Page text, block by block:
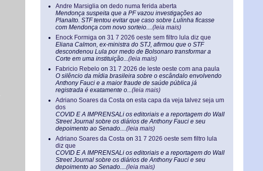
Andre Marsiglia on dedo numa ferida aberta
Mendonça suspeita que a PF vazou investigações ao
Planalto. STF tentou evitar que caso sobre Lulinha ficasse
com Mendonça com novo sorteio....(leia mais)
Enock Formiga on 31 7 2026 oeste sem filtro lula diz que
Eliana Calmon, ex-ministra do STJ, afirmou que o STF
descondenou Lula por medo de Bolsonaro transformar a
Corte em uma instituição...(leia mais)
Fabricio Rebelo on 31 7 2026 de leste oeste com ana paula
O silêncio da mídia brasileira sobre o escândalo envolvendo
Anthony Fauci e a maior fraude de saúde pública já
registrada é exatamente o...(leia mais)
Adriano Soares da Costa on esta capa da veja talvez seja um
dos
COVID E A IMPRENSALi os editoriais e a reportagem do Wall
Street Journal sobre os diários de Anthony Fauci e seu
depoimento ao Senado....(leia mais)
Adriano Soares da Costa on 31 7 2026 oeste sem filtro lula
diz que
COVID E A IMPRENSALi os editoriais e a reportagem do Wall
Street Journal sobre os diários de Anthony Fauci e seu
depoimento ao Senado....(leia mais)